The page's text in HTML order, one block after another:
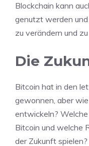
Blockchain kann
genutzt werden
zu verändern und
Die
Bitcoin hat in den
gewonnen, aber
entwickeln?
Bitcoin und welche
der Zukunft spielen?